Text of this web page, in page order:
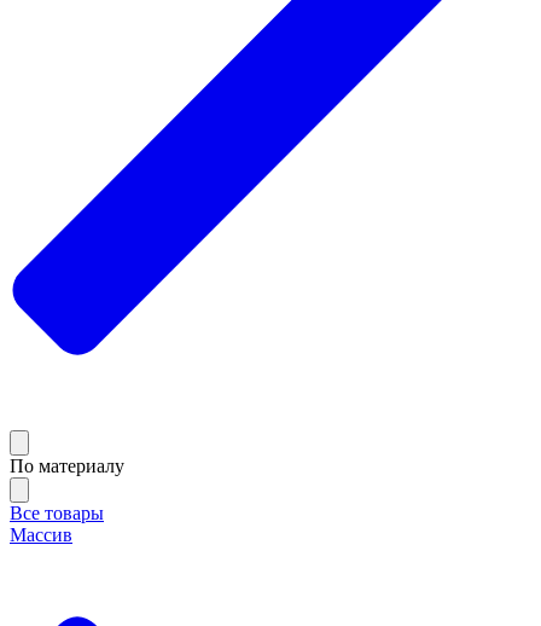
По материалу
Все товары
Массив